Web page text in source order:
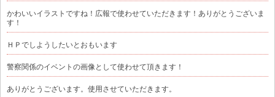
かわいいイラストですね！広報で使わせていただきます！ありがとうございま
す！
ＨＰでしようしたいとおもいます
警察関係のイベントの画像として使わせて頂きます！
ありがとうございます。使用させていただきます。